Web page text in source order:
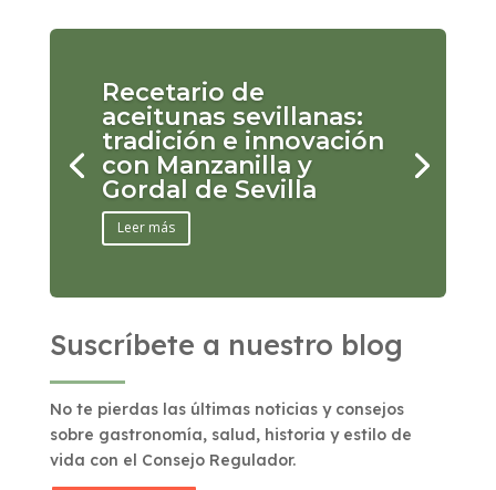
Recetario de
aceitunas sevillanas:
tradición e innovación
con Manzanilla y
Gordal de Sevilla
Leer más
Suscríbete a nuestro blog
No te pierdas las últimas noticias y consejos
sobre gastronomía, salud, historia y estilo de
vida con el Consejo Regulador.